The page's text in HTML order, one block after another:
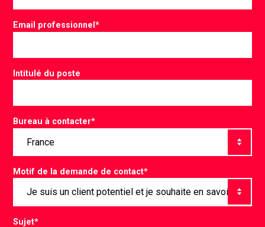
Email professionnel*
Intitulé du poste
Bureau à contacter*
Motif de la demande de contact*
Sujet*